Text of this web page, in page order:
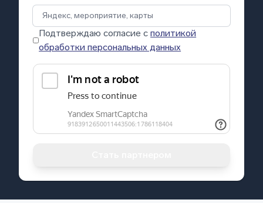
Подтверждаю согласие сполитикой
обработки персональных данных